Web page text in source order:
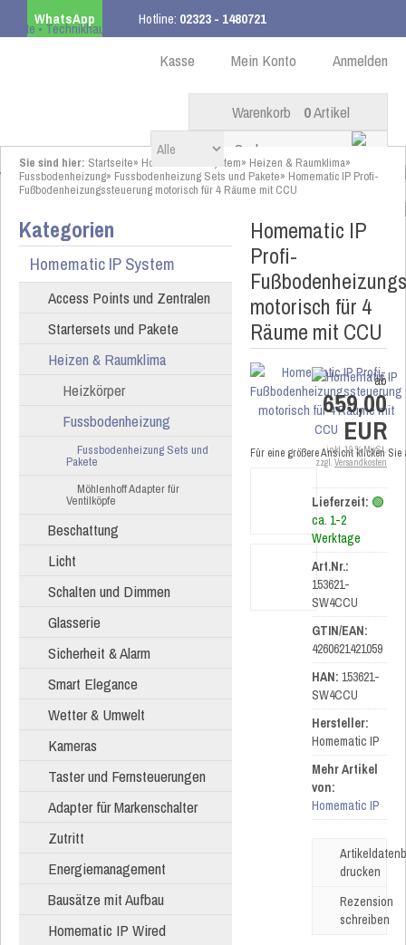
WhatsApp Hotline: 02323 - 1480721
ab 99,00 € innerhalb DE Anmelden
Mein Konto
Kasse
Warenkorb 0Artikel
Sie sind hier: Startseite» Homematic IP System» Heizen & Raumklima»
Fussbodenheizung» Fussbodenheizung Sets und Pakete» Homematic IP Profi-
Fußbodenheizungssteuerung motorisch für 4 Räume mit CCU
Kategorien
Homematic IP System
Access Points und Zentralen
Startersets und Pakete
Heizen & Raumklima
Heizkörper
Fussbodenheizung
Fussbodenheizung Sets und
Pakete
Möhlenhoff Adapter für
Ventilköpfe
Beschattung
Licht
Schalten und Dimmen
Glasserie
Sicherheit & Alarm
Smart Elegance
Wetter & Umwelt
Kameras
Taster und Fernsteuerungen
Adapter für Markenschalter
Zutritt
Energiemanagement
Bausätze mit Aufbau
Homematic IP Wired
Homematic IP
Profi-
motorisch für 4
Räume mit CCU
Für eine größere Ansicht klicken
ab
659,00
EUR
inkl. 19 % MwSt.
zzgl. Versandkosten
Lieferzeit: 🟢
ca. 1-2
Werktage
Art.Nr.:
153621-
SW4CCU
GTIN/EAN:
4260621421059
HAN: 153621-
SW4CCU
Hersteller:
Homematic IP
Mehr Artikel
von:
Homematic IP
drucken
Rezension
schreiben